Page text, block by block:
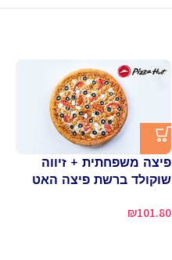
פיצה משפחתית + זיווה
שוקולד ברשת פיצה האט
₪101.80